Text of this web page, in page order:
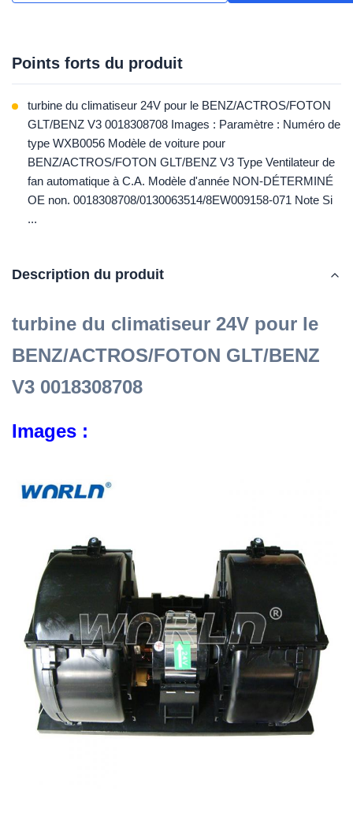
Points forts du produit
turbine du climatiseur 24V pour le BENZ/ACTROS/FOTON
GLT/BENZ V3 0018308708 Images : Paramètre : Numéro de
type WXB0056 Modèle de voiture pour
BENZ/ACTROS/FOTON GLT/BENZ V3 Type Ventilateur de
fan automatique à C.A. Modèle d'année NON-DÉTERMINÉ
OE non. 0018308708/0130063514/8EW009158-071 Note Si
...
Description du produit
turbine du climatiseur 24V pour le
BENZ/ACTROS/FOTON GLT/BENZ
V3 0018308708
Images :